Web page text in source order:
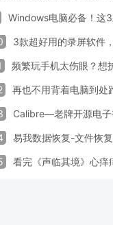
Windows电脑必备！这3
3款超好用的录屏软件
频繁玩手机太伤眼？想
再也不用背着电脑到处
Calibre—老牌开源电子
易我数据恢复-文件恢
看完《声临其境》心痒